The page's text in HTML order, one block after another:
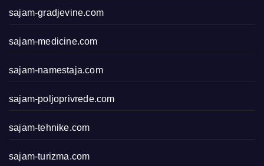
sajam-gradjevine.com
sajam-medicine.com
sajam-namestaja.com
sajam-poljoprivrede.com
sajam-tehnike.com
sajam-turizma.com